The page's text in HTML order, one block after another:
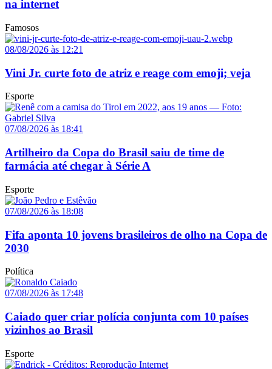
na internet
Famosos
08/08/2026 às 12:21
Vini Jr. curte foto de atriz e reage com emoji; veja
Esporte
07/08/2026 às 18:41
Artilheiro da Copa do Brasil saiu de time de
farmácia até chegar à Série A
Esporte
07/08/2026 às 18:08
Fifa aponta 10 jovens brasileiros de olho na Copa de
2030
Política
07/08/2026 às 17:48
Caiado quer criar polícia conjunta com 10 países
vizinhos ao Brasil
Esporte